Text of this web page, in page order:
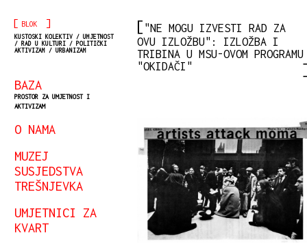
[ BLOK ]
KUSTOSKI KOLEKTIV / UMJETNOST
/ RAD U KULTURI / POLITIČKI
AKTIVIZAM / URBANIZAM
BAZA
PROSTOR ZA UMJETNOST I
AKTIVIZAM
O NAMA
MUZEJ
SUSJEDSTVA
TREŠNJEVKA
UMJETNICI ZA
KVART
"NE MOGU IZVESTI RAD ZA
OVU IZLOŽBU": IZLOŽBA I
TRIBINA U MSU-OVOM PROGRAMU
"OKIDAČI"